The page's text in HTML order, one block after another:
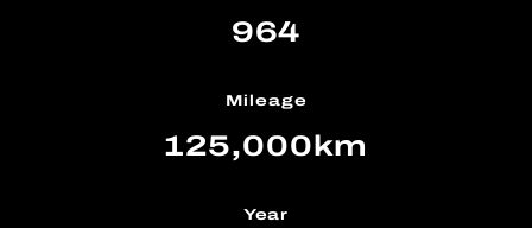
964
Mileage
125,000km
Year